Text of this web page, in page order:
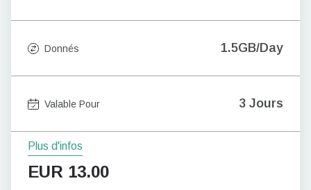
Donnés 1.5GB/Day
Valable Pour 3 Jours
Plus d'infos
EUR 13.00